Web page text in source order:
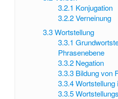
3.2.1 Konjugation
3.2.2 Verneinung
3.3 Wortstellung
3.3.1
Phrasenebene
3.3.2 Negation
3.3.3 Bildung von
3.3.4 Wortstellung
3.3.5